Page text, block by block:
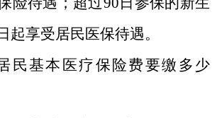
起享受居民医保待遇。
民基本医疗保险费要缴多少